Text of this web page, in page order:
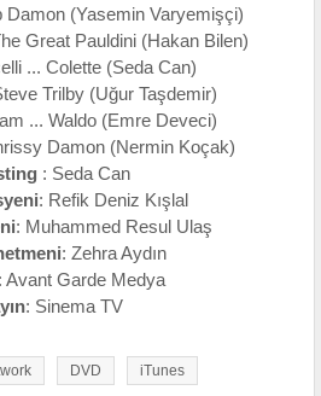
Damon (Yasemin Varyemişçi)
Great Pauldini (Hakan Bilen)
... Colette (Seda Can)
Trilby (Uğur Taşdemir)
... Waldo (Emre Deveci)
Damon (Nermin Koçak)
: Seda Can
: Refik Deniz Kışlal
: Muhammed Resul Ulaş
: Zehra Aydın
Avant Garde Medya
: Sinema TV
DVD iTunes